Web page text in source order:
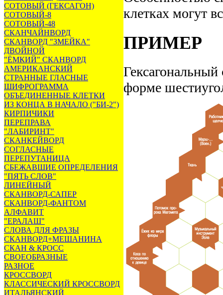
СОТОВЫЙ (ГЕКСАГОН)
СОТОВЫЙ-8
СОТОВЫЙ-48
СКАНЧАЙНВОРД
СКАНВОРД "ЗМЕЙКА"
ДВОЙНОЙ
"ЁМКИЙ" СКАНВОРД
АМЕРИКАНСКИЙ
СТРАННЫЕ ГЛАСНЫЕ
ШИФРОГРАММА
ОБЪЕДИНЕННЫЕ КЛЕТКИ
ИЗ КОНЦА В НАЧАЛО ("БИ-2")
КИРПИЧИКИ
ПЕРЕПРАВА
"ЛАБИРИНТ"
СКАНКЕЙВОРД
СОГЛАСНЫЕ
ПЕРЕПУТАНИЦА
СБЕЖАВШИЕ ОПРЕДЕЛЕНИЯ
"ПЯТЬ СЛОВ"
ЛИНЕЙНЫЙ
СКАНВОРД-САПЕР
СКАНВОРД-ФАНТОМ
АЛФАВИТ
"ЕРАЛАШ"
СЛОВА ДЛЯ ФРАЗЫ
СКАНВОРД+МЕШАНИНА
СКАН & КРОСС
СВОЕОБРАЗНЫЕ
РАЗНОЕ
КРОССВОРД
КЛАССИЧЕСКИЙ КРОССВОРД
ИТАЛЬЯНСКИЙ
клетках могут
ПРИМЕР
Гексагональный
форме